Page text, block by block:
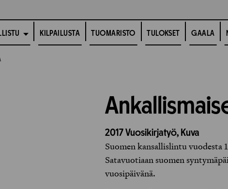
KILPAILUSTA TUOMARISTO TULOKSET GAALA
2017 Vuosikirjatyö, Kuva
Suomen kansallislintu vuodesta
Satavuotiaan suomen
vuosipäivänä.